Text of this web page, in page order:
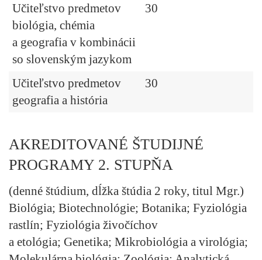
Učiteľstvo predmetov
biológia, chémia
a geografia v kombinácii
so slovenským jazykom
30
Učiteľstvo predmetov
geografia a história
30
AKREDITOVANÉ ŠTUDIJNÉ
PROGRAMY 2. STUPŇA
(denné štúdium, dĺžka štúdia 2 roky, titul Mgr.)
Biológia; Biotechnológie; Botanika; Fyziológia
rastlín; Fyziológia živočíchov
a etológia; Genetika; Mikrobiológia a virológia;